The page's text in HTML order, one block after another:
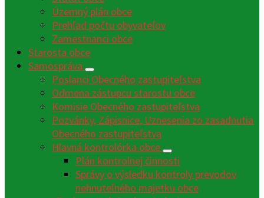
Územný plán obce
Prehľad počtu obyvateľov
Zamestnanci obce
Starosta obce
Samospráva
Poslanci Obecného zastupiteľstva
Odmena zástupcu starostu obce
Komisie Obecného zastupiteľstva
Pozvánky, Zápisnice, Uznesenia zo zasadnutia
Obecného zastupiteľstva
Hlavná kontrolórka obce
Plán kontrolnej činnosti
Správy o výsledku kontroly prevodov
nehnuteľného majetku obce